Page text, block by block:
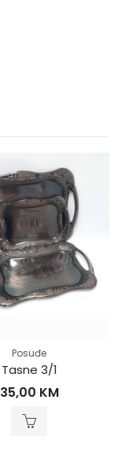
Posuđe
Tasne 3/1
35,00 KM